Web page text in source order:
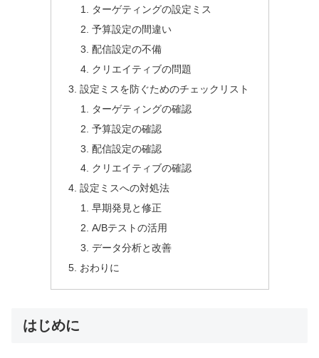
ターゲティングの設定ミス
予算設定の間違い
配信設定の不備
クリエイティブの問題
設定ミスを防ぐためのチェックリスト
ターゲティングの確認
予算設定の確認
配信設定の確認
クリエイティブの確認
設定ミスへの対処法
早期発見と修正
A/Bテストの活用
データ分析と改善
おわりに
はじめに